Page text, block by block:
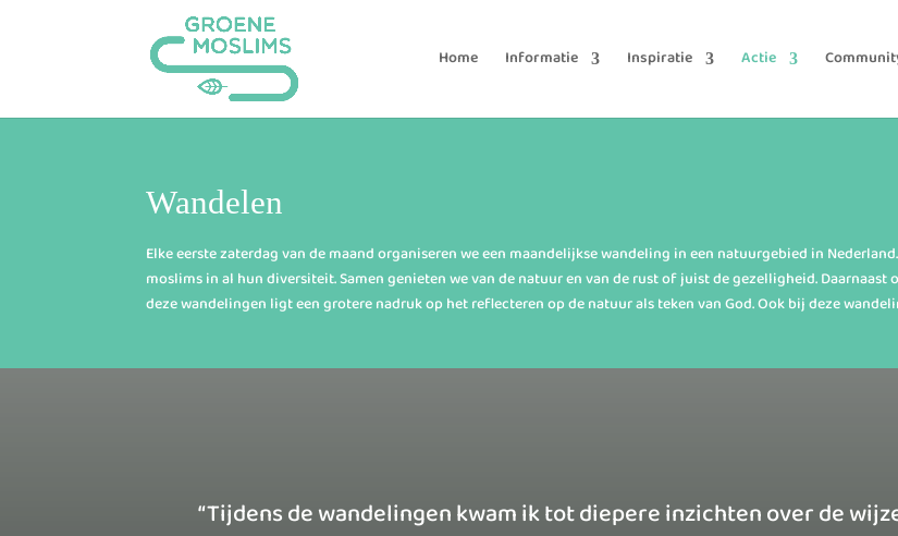
Home Informatie Inspiratie Actie
Wandelen
Elke eerste zaterdag van de maand organiseren we een maandelijkse wandeling in een natuurgebied in
moslims in al hun diversiteit. Samen genieten we van de natuur en van de rust of juist de gezelligheid.
deze wandelingen ligt een grotere nadruk op het reflecteren op de natuur als teken van God. Ook bij deze
“Tijdens de wandelingen kwam ik tot diepere inzichten over de